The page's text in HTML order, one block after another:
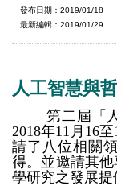
發布日期：2019/01/18
最新編輯：2019/01/29
人工智慧與
第二屆「人
2018年11月16
請了八位相關
得。並邀請其
學研究之發展提